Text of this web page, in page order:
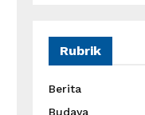
Rubrik
Berita
Budaya